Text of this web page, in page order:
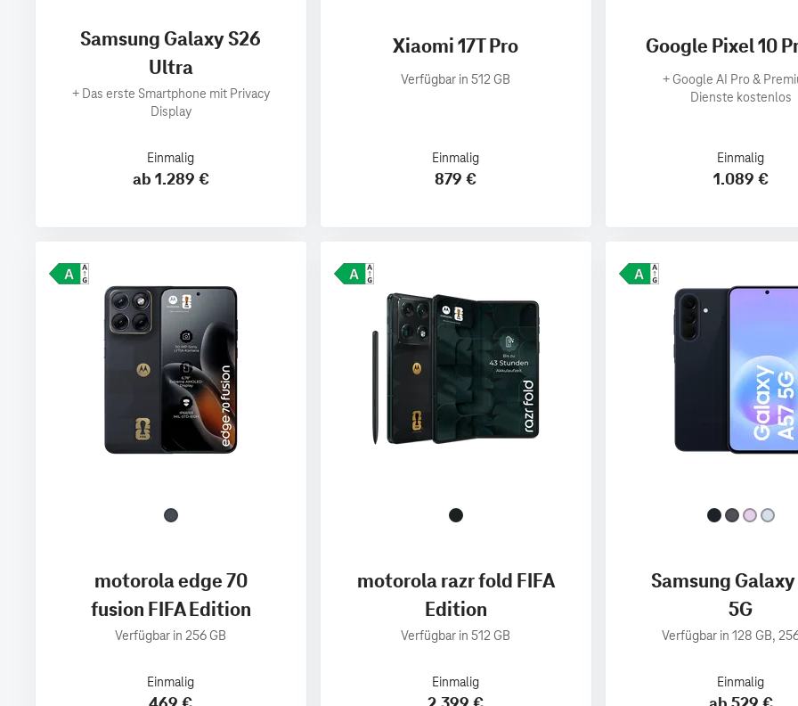
Samsung Galaxy S26
Ultra
+ Das erste Smartphone mit Privacy
Display
Einmalig
ab 1.289 €
Xiaomi 17T Pro
Verfügbar in 512 GB
Einmalig
879 €
Google Pixel 10
+Google AI Pro &
Dienste kostenlos
Einmalig
1.089 €
motorola edge 70
fusion FIFA Edition
Verfügbar in 256 GB
Einmalig
motorola razr fold FIFA
Edition
Verfügbar in 512 GB
Einmalig
Samsung Galaxy
5G
Verfügbar in 128 GB,
Einmalig